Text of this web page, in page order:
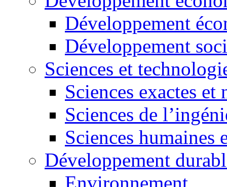
Développement
Développement
Sciences et
Sciences exactes et
Sciences de
Sciences humaines
Développement